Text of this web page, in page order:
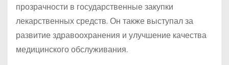
прозрачности в государственные закупки
лекарственных средств. Он также выступал за
развитие здравоохранения и улучшение качества
медицинского обслуживания.